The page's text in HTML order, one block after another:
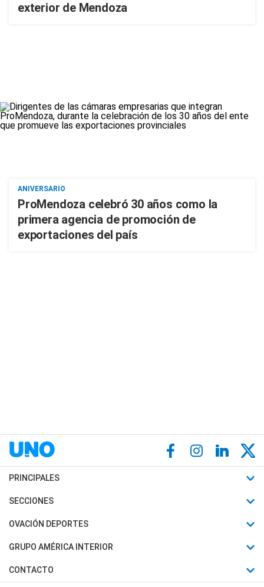
exterior de Mendoza
ANIVERSARIO
ProMendoza celebró 30 años como la
primera agencia de promoción de
exportaciones del país
PRINCIPALES
Últimas Noticias
Política
Judiciales
SECCIONES
Horóscopo
Motores
Trucos caseros
OVACIÓN DEPORTES
Fútbol
Mundial
Automovilismo
GRUPO AMÉRICA INTERIOR
Canal 7 en Vivo
CONTACTO